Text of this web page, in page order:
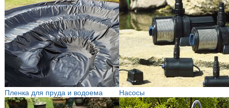
Пленка для пруда и водоема Насосы